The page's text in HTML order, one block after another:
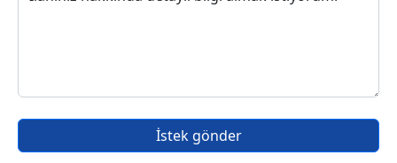
İstek gönder